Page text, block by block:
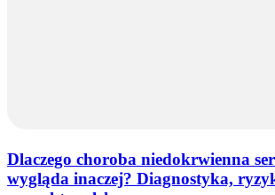
Dlaczego choroba niedokrwienna
wygląda inaczej? Diagnostyka,